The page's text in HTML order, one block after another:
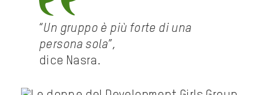
“Un gruppo è più forte di una
persona sola”,
dice Nasra.